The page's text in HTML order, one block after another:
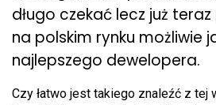
długo czekać lecz już
na polskim rynku możliwie
najlepszego dewelopera.
Czy łatwo jest takiego znaleźć z tej